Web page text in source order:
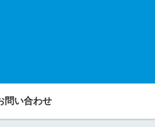
問い合わせ